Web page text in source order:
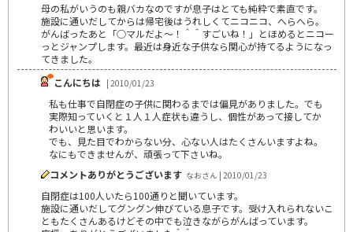
母の私がいうのも親バカなのですが息子はとても純粋で素直です。
施設に通いだしてからは帰宅後はうれしくてニコニコ、へらへら。
がんばったあと「○マルだよ～！＾＾すごいね！」とほめるとニコー
っとジャンプします。最近は身近な子供なら関心が持てるようになっ
てきました。
こんにちは | 2010/01/23
私も仕事で自閉症の子供に関わるまでは偏見がありました。でも
実際知っていくと１人１人症状も違うし、個性があって接してか
わいいと思います。
でも、見た目でわからない分、心ない人はたくさんいますよね。
なにもできませんが、頑張って下さいね。
コメントありがとうございます なおさん | 2010/01/23
自閉症は100人いたら100通りと聞いています。
施設に通いだしてグングン伸びている息子です。受け入れられないこ
ともたくさんあるけどその中でも泣きながらがんばっています。